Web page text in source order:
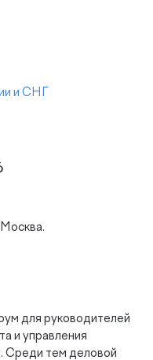
и СНГ
Москва.
для руководителей
и управления
Среди тем деловой